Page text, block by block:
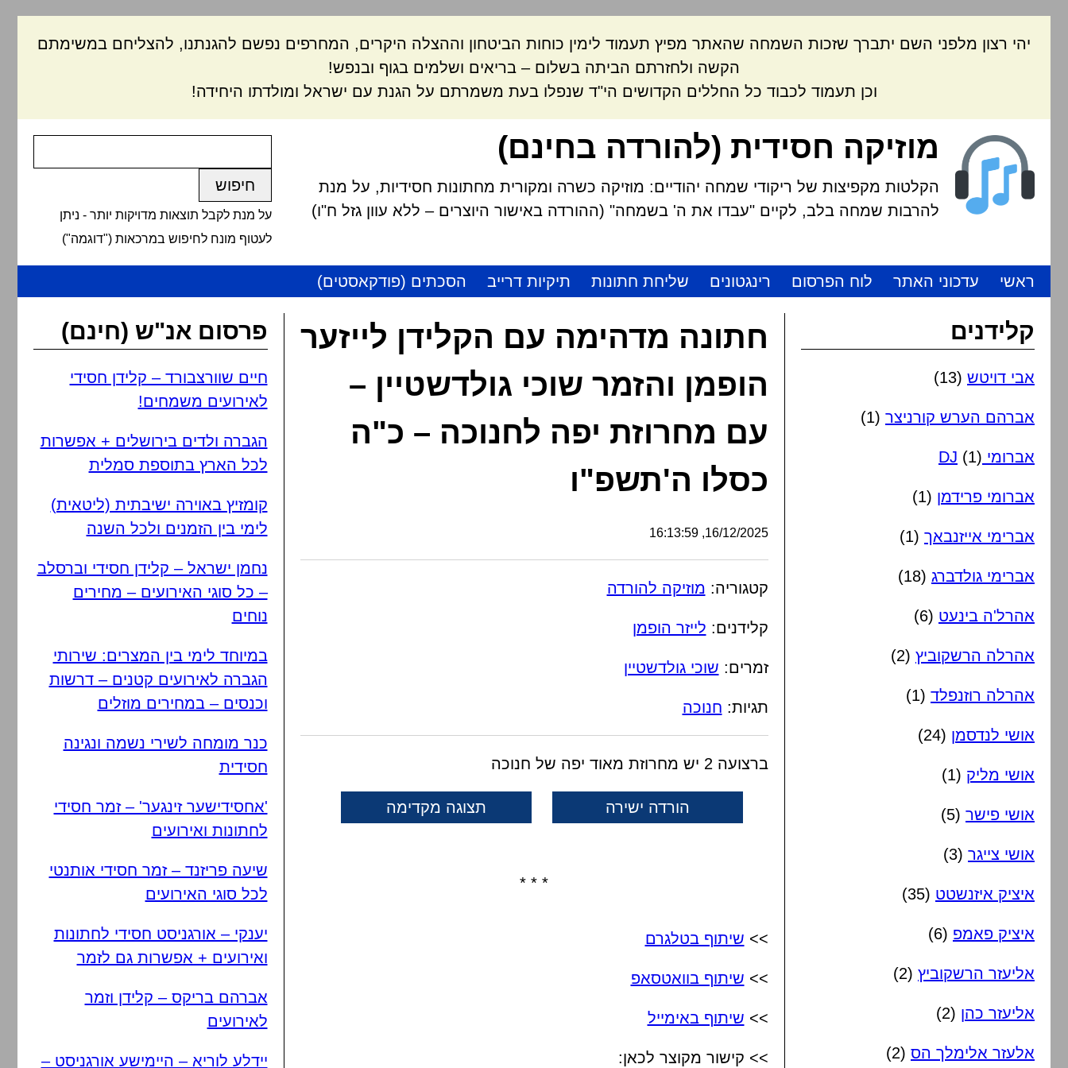
יהי רצון מלפני השם יתברך שזכות השמחה שהאתר מפיץ תעמוד לימין כוחות הביטחון וההצלה היקרים, המחרפים נפשם להגנתנו, להצליחם במשימתם
הקשה ולחזרתם הביתה בשלום – בריאים ושלמים בגוף ובנפש!
וכן תעמוד לכבוד כל החללים הקדושים הי"ד שנפלו בעת משמרתם על הגנת עם ישראל ומולדתו היחידה!
מוזיקה חסידית (להורדה בחינם)
הקלטות מקפיצות של ריקודי שמחה יהודיים: מוזיקה כשרה ומקורית מחתונות חסידיות, על מנת
להרבות שמחה בלב, לקיים "עבדו את ה' בשמחה" (ההורדה באישור היוצרים – ללא עוון גזל ח"ו)
על מנת לקבל תוצאות מדויקות יותר - ניתן
לעטוף מונח לחיפוש במרכאות ("דוגמה")
ראשי עדכוני האתר לוח הפרסום רינגטונים שליחת חתונות תיקיות דרייב הסכתים (פודקאסטים)
חתונה מדהימה עם הקלידן לייזער
הופמן והזמר שוכי גולדשטיין –
עם מחרוזת יפה לחנוכה – כ"ה
כסלו ה'תשפ"ו
16/12/2025, 16:13:59
קטגוריה: מוזיקה להורדה
קלידנים: לייזר הופמן
זמרים: שוכי גולדשטיין
תגיות: חנוכה
ברצועה 2 יש מחרוזת מאוד יפה של חנוכה
הורדה ישירה תצוגה מקדימה
* * *
>> שיתוף בטלגרם
>> שיתוף בוואטסאפ
>> שיתוף באימייל
>> קישור מקוצר לכאן:
קלידנים
אבי דויטש (13)
אברהם הערש קורניצר (1)
אברומי DJ (1)
אברומי פרידמן (1)
אברימי אייזנבאך (1)
אברימי גולדברג (18)
אהרל'ה בינעט (6)
אהרלה הרשקוביץ (2)
אהרלה רוזנפלד (1)
אושי לנדסמן (24)
אושי מליק (1)
אושי פישר (5)
אושי צייגר (3)
איציק איזנשטט (35)
איציק פאמפ (6)
אליעזר הרשקוביץ (2)
אליעזר כהן (2)
אלעזר אלימלך הס (2)
פרסום אנ"ש (חינם)
חיים שוורצבורד – קלידן חסידי
לאירועים משמחים!
הגברה ולדים בירושלים + אפשרות
לכל הארץ בתוספת סמלית
קומזיץ באוירה ישיבתית (ליטאית)
לימי בין הזמנים ולכל השנה
נחמן ישראל – קלידן חסידי וברסלב
– כל סוגי האירועים – מחירים
נוחים
במיוחד לימי בין המצרים: שירותי
הגברה לאירועים קטנים – דרשות
וכנסים – במחירים מוזלים
כנר מומחה לשירי נשמה ונגינה
חסידית
'אחסידישער זינגער' – זמר חסידי
לחתונות ואירועים
שיעה פריזנד – זמר חסידי אותנטי
לכל סוגי האירועים
יענקי – אורגניסט חסידי לחתונות
ואירועים + אפשרות גם לזמר
אברהם בריקס – קלידן וזמר
לאירועים
יידלע לוריא – היימישע אורגניסט –